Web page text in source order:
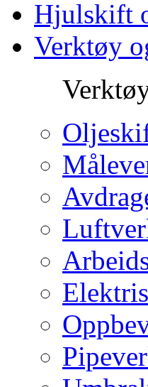
Hjulskift
Verktøy